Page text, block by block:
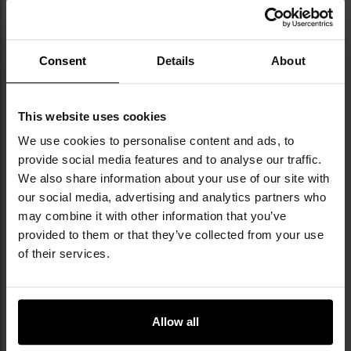
Consent Details About
This website uses cookies
We use cookies to personalise content and ads, to
provide social media features and to analyse our traffic.
We also share information about your use of our site with
our social media, advertising and analytics partners who
may combine it with other information that you’ve
provided to them or that they’ve collected from your use
of their services.
Allow all
Highlander to szkocka marka założona w latach
projektowaniu i produkcji odzieży outdoorowej,
sprzętu turystycznego oraz akcesoriów
produktów: Tactical - przeznaczoną do
Forces - skierowaną do entuzjastów survivalu i
bushcraftu, oraz Outdoor - która obejmuje sprzęt
do turystyki i biwakowania. W asortymencie
Highlander znajdują się m.in. funkcjonalne
plecaki, namioty, śpiwory oraz odzież
termoaktywna, które są dostosowane do
potrzeb zarówno doświadczonych
spędzania czasu na świeżym powietrzu.
DANE TECHNICZNE